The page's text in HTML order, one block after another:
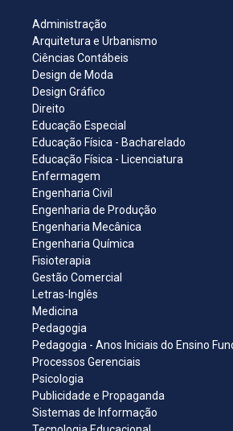
Administração
Arquitetura e Urbanismo
Ciências Contábeis
Design de Moda
Design Gráfico
Direito
Educação Especial
Educação Física - Bacharelado
Educação Física - Licenciatura
Enfermagem
Engenharia Civil
Engenharia de Produção
Engenharia Mecânica
Engenharia Química
Fisioterapia
Gestão Comercial
Letras-Inglês
Medicina
Pedagogia
Pedagogia - Anos Iniciais do Ensino
Processos Gerenciais
Psicologia
Publicidade e Propaganda
Sistemas de Informação